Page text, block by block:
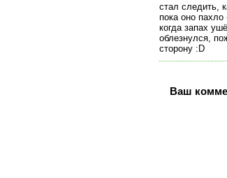
стал следить,
пока оно
когда запах
облезнулся,
сторону :D
Ваш